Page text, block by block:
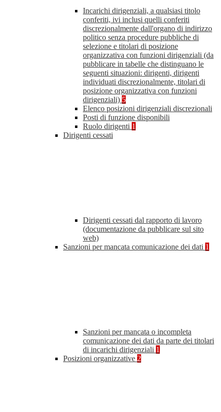
Incarichi dirigenziali, a qualsiasi titolo
conferiti, ivi inclusi quelli conferiti
discrezionalmente dall'organo di indirizzo
politico senza procedure pubbliche di
selezione e titolari di posizione
organizzativa con funzioni dirigenziali (da
pubblicare in tabelle che distinguano le
seguenti situazioni: dirigenti, dirigenti
individuati discrezionalmente, titolari di
posizione organizzativa con funzioni
dirigenziali) 5
Elenco posizioni dirigenziali discrezionali
Posti di funzione disponibili
Ruolo dirigenti 1
Dirigenti cessati
Dirigenti cessati dal rapporto di lavoro
(documentazione da pubblicare sul sito
web)
Sanzioni per mancata comunicazione dei dati 1
Sanzioni per mancata o incompleta
comunicazione dei dati da parte dei titolari
di incarichi dirigenziali 1
Posizioni organizzative 2